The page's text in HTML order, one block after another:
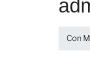
Con